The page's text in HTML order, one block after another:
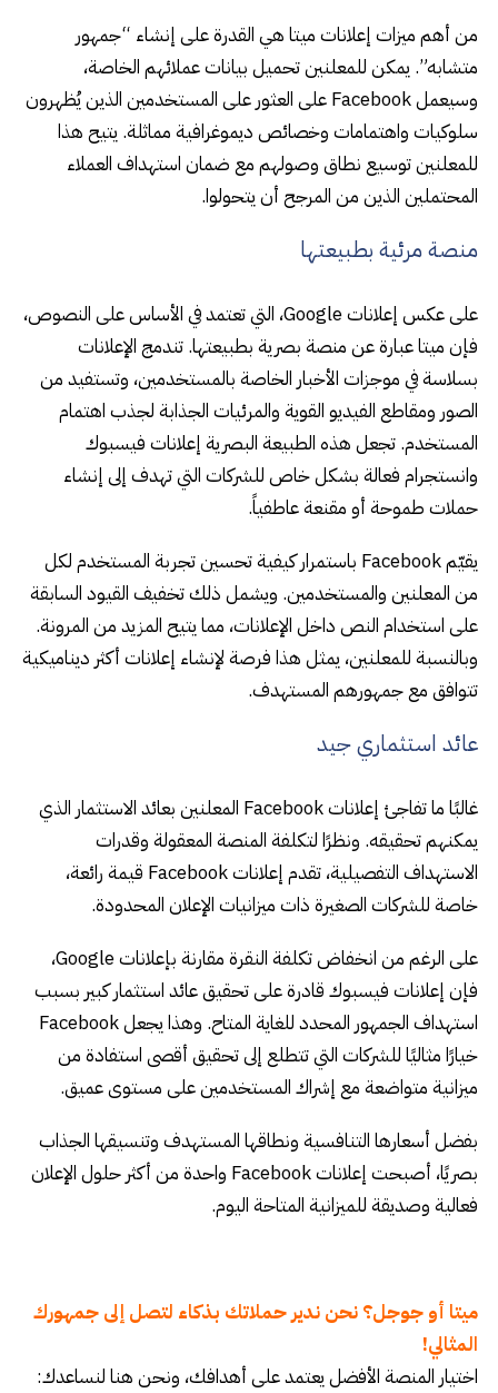
من أهم ميزات إعلانات ميتا هي القدرة على إنشاء “جمهور
متشابه”. يمكن للمعلنين تحميل بيانات عملائهم الخاصة،
وسيعمل Facebook على العثور على المستخدمين الذين يُظهرون
سلوكيات واهتمامات وخصائص ديموغرافية مماثلة. يتيح هذا
للمعلنين توسيع نطاق وصولهم مع ضمان استهداف العملاء
المحتملين الذين من المرجح أن يتحولوا.
منصة مرئية بطبيعتها
على عكس إعلانات Google، التي تعتمد في الأساس على النصوص،
فإن ميتا عبارة عن منصة بصرية بطبيعتها. تندمج الإعلانات
بسلاسة في موجزات الأخبار الخاصة بالمستخدمين، وتستفيد من
الصور ومقاطع الفيديو القوية والمرئيات الجذابة لجذب اهتمام
المستخدم. تجعل هذه الطبيعة البصرية إعلانات فيسبوك
وانستجرام فعالة بشكل خاص للشركات التي تهدف إلى إنشاء
حملات طموحة أو مقنعة عاطفياً.
يقيّم Facebook باستمرار كيفية تحسين تجربة المستخدم لكل
من المعلنين والمستخدمين. ويشمل ذلك تخفيف القيود السابقة
على استخدام النص داخل الإعلانات، مما يتيح المزيد من المرونة.
وبالنسبة للمعلنين، يمثل هذا فرصة لإنشاء إعلانات أكثر ديناميكية
تتوافق مع جمهورهم المستهدف.
عائد استثماري جيد
غالبًا ما تفاجئ إعلانات Facebook المعلنين بعائد الاستثمار الذي
يمكنهم تحقيقه. ونظرًا لتكلفة المنصة المعقولة وقدرات
الاستهداف التفصيلية، تقدم إعلانات Facebook قيمة رائعة،
خاصة للشركات الصغيرة ذات ميزانيات الإعلان المحدودة.
على الرغم من انخفاض تكلفة النقرة مقارنة بإعلانات Google،
فإن إعلانات فيسبوك قادرة على تحقيق عائد استثمار كبير بسبب
استهداف الجمهور المحدد للغاية المتاح. وهذا يجعل Facebook
خيارًا مثاليًا للشركات التي تتطلع إلى تحقيق أقصى استفادة من
ميزانية متواضعة مع إشراك المستخدمين على مستوى عميق.
بفضل أسعارها التنافسية ونطاقها المستهدف وتنسيقها الجذاب
بصريًا، أصبحت إعلانات Facebook واحدة من أكثر حلول الإعلان
فعالية وصديقة للميزانية المتاحة اليوم.
ميتا أو جوجل؟ نحن ندير حملاتك بذكاء لتصل إلى جمهورك
المثالي!
اختيار المنصة الأفضل يعتمد على أهدافك، ونحن هنا لنساعدك: